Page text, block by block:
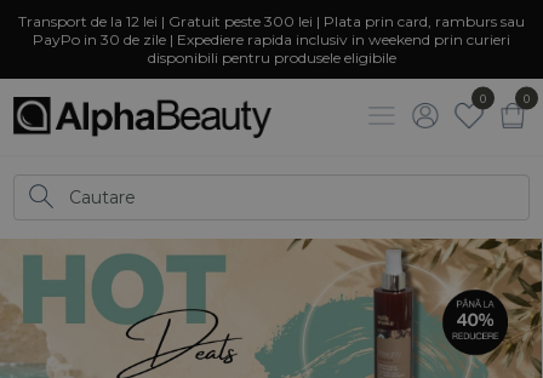
Transport de la 12 lei | Gratuit peste 300 lei | Plata prin card, ramburs sau
PayPo in 30 de zile | Expediere rapida inclusiv in weekend prin curieri
disponibili pentru produsele eligibile
0 0